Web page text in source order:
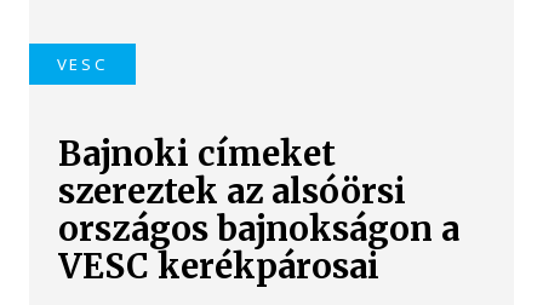
VESC
Bajnoki címeket
szereztek az alsóörsi
országos bajnokságon a
VESC kerékpárosai